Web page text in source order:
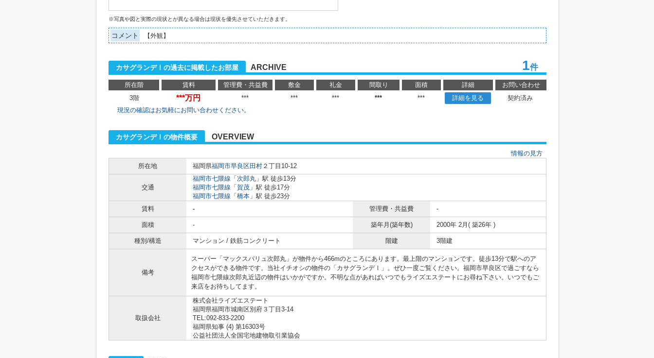
※写真や図と実際の現状とが異なる場合は現状を優先させていただきます。
コメント 【外観】
カサグランデⅠの過去に掲載したお部屋 ARCHIVE 1件
所在階 賃料 管理費・共益費 敷金 礼金 間取り 面積 詳細
お問い合わせ
3階
***万円 *** *** *** *** *** 詳細を見る
契約済み
現況の確認はお気軽にお問い合わせください。
カサグランデⅠの物件概要 OVERVIEW
情報の見方
所在地
福岡県福岡市早良区田村 ２丁目10-12
交通
福岡市七隈線 「 次郎丸 」駅 徒歩13分
福岡市七隈線 「 賀茂 」駅 徒歩17分
福岡市七隈線 「 橋本 」駅 徒歩23分
賃料
- 管理費・共益費 -
面積 - 築年月(築年数) 2000年 2月( 築26年 )
種別/構造 マンション / 鉄筋コンクリート 階建 3階建
備考
スーパー「マックスバリュ次郎丸」が物件から466mのところにあります。最上階のマンションです。徒歩13分で駅へのア
クセスができる物件です。当社イチオシの物件の「カサグランデⅠ」。ぜひ一度ご覧ください。福岡市早良区で過ごすなら
福岡市七隈線次郎丸近辺の物件はいかがですか。不明な点があればいつでもライズエステートにお尋ね下さい。いつでもご
来店をお待ちしてます。
取扱会社
株式会社ライズエステート
福岡県福岡市城南区別府３丁目3-14
TEL:092-833-2200
福岡県知事 (4) 第16303号
公益社団法人全国宅地建物取引業協会